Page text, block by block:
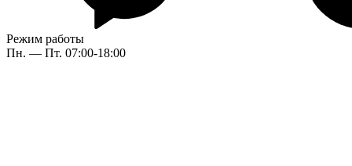
Режим работы
Пн. — Пт. 07:00-18:00